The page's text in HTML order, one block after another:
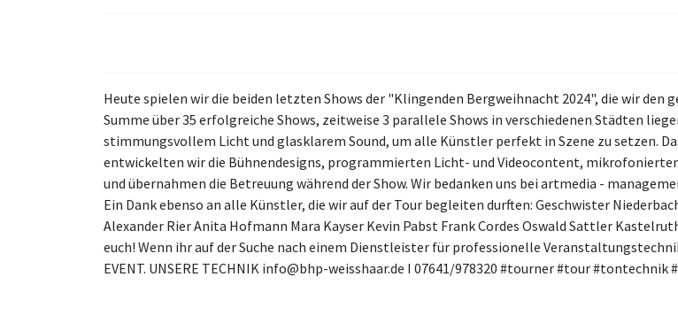
Heute spielen wir die beiden letzten Shows der "Klingenden Bergweihnacht 2024", die wir
Summe über 35 erfolgreiche Shows, zeitweise 3 parallele Shows in verschiedenen Städten
stimmungsvollem Licht und glasklarem Sound, um alle Künstler perfekt in Szene zu setzen.
entwickelten wir die Bühnendesigns, programmierten Licht- und Videocontent,
und übernahmen die Betreuung während der Show. Wir bedanken uns bei artmedia -
Ein Dank ebenso an alle Künstler, die wir auf der Tour begleiten durften: Geschwister
Alexander Rier Anita Hofmann Mara Kayser Kevin Pabst Frank Cordes Oswald Sattler
euch! Wenn ihr auf der Suche nach einem Dienstleister für professionelle
EVENT. UNSERE TECHNIK info@bhp-weisshaar.de I 07641/978320 #tourner #tour